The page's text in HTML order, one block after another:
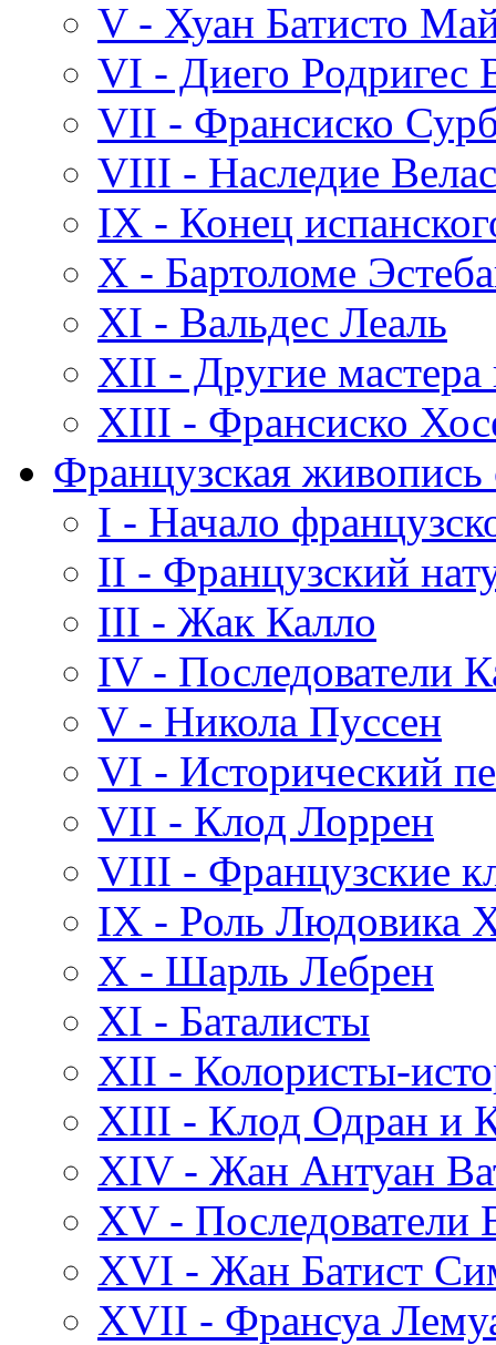
V - Хуан Батисто
VI - Диего Родригес
VII - Франсиско
VIII - Наследие
IX - Конец
X - Бартоломе
XI - Вальдес Леаль
XII - Другие
XIII - Франсиско
Французская
I - Начало
II - Французский
III - Жак Калло
IV - Последователи
V - Никола Пуссен
VI - Исторический
VII - Клод Лоррен
VIII - Французские
IX - Роль Людовика
X - Шарль Лебрен
XI - Баталисты
XII - Колористы-
XIII - Клод Одран и
XIV - Жан Антуан
XV - Последователи
XVI - Жан Батист
XVII - Франсуа